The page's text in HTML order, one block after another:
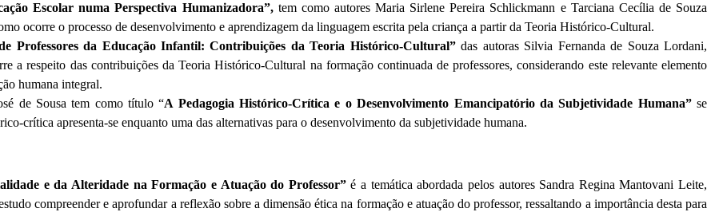
Escolar numa Perspectiva Humanizadora”, tem como autores Maria Sirlene Pereira Schlickmann e Tarciana Cecília de Souza
ocorre o processo de desenvolvimento e aprendizagem da linguagem escrita pela criança a partir da Teoria Histórico-Cultural.
Professores da Educação Infantil: Contribuições da Teoria Histórico-Cultural”das autoras Silvia Fernanda de Souza Lordani,
a respeito das contribuições da Teoria Histórico-Cultural na formação continuada de professores, considerando este relevante elemento
humana integral.
de Sousa tem como título “A Pedagogia Histórico-Crítica e o Desenvolvimento Emancipatório da Subjetividade Humana”se
crítica apresenta-se enquanto uma das alternativas para o desenvolvimento da subjetividade humana.
e da Alteridade na Formação e Atuação do Professor”é a temática abordada pelos autores Sandra Regina Mantovani Leite,
compreender e aprofundar a reflexão sobre a dimensão ética na formação e atuação do professor, ressaltando a importância desta para